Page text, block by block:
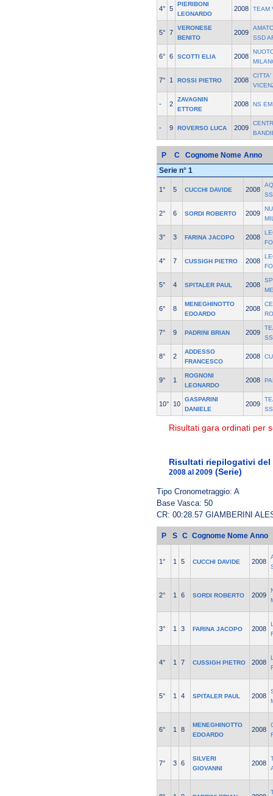
4° 5
PIERIBONI
LEONARDO
2008 TEAM
5° 7
VERONESE
BENITO
2009
SSD
6° 6 SCOTTI ELIA 2008
7° 1 ROSSI PIETRO 2008
CITTA'
- 2
ZAVAGNIN
ETTORE
2008 NS
- 9 ROVERSO LUCA 2009
P C Cognome Nome Anno
Serie n° 1
1° 5 CUCCHI DAVIDE 2008
2° 6 SORDI ROBERTO 2009
3° 3 FARINA JACOPO 2008
4° 7 CUSSIGH PIETRO 2008
5° 4 SPITALER PAUL 2008
6° 8
MENEGHINOTTO
EDOARDO
2008
7° 9 PADRINI BRIAN 2009
8° 2
ADDESSO
FRANCESCO
2008
9° 1
ROGNONI
LEONARDO
2008
10° 10
GASPARINI
DANIELE
2009
Risultati gara ordinati per
Risultati riepilogativi
2008 al 2009 (Serie)
Tipo Cronometraggio: A
Base Vasca: 50
CR: 00:28.57 GIAMBERINI
P S C Cognome Nome Anno
1° 1 5 CUCCHI DAVIDE 2008
2° 1 6 SORDI ROBERTO 2009
3° 1 3 FARINA JACOPO 2008
4° 1 7 CUSSIGH PIETRO 2008
5° 1 4 SPITALER PAUL 2008
6° 1 8
MENEGHINOTTO
EDOARDO
2008
7° 3 6
SILVERI
GIOVANNI
2008